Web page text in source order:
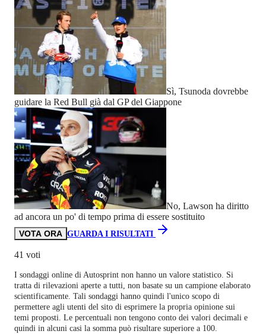
Sì, Tsunoda dovrebbe
guidare la Red Bull già dal GP del Giappone
No, Lawson ha diritto
ad ancora un po' di tempo prima di essere sostituito
VOTA ORA GUARDA I RISULTATI
41 voti
I sondaggi online di Autosprint non hanno un valore statistico. Si
tratta di rilevazioni aperte a tutti, non basate su un campione elaborato
scientificamente. Tali sondaggi hanno quindi l'unico scopo di
permettere agli utenti del sito di esprimere la propria opinione sui
temi proposti. Le percentuali non tengono conto dei valori decimali e
quindi in alcuni casi la somma può risultare superiore a 100.